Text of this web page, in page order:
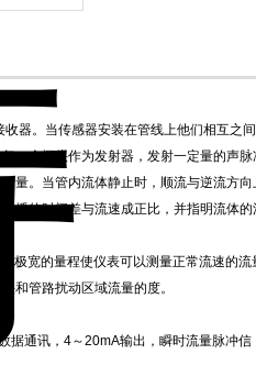
器。当传感器安装在管线上他们相互之
一个探头作为发射器，发射一定量的声
量。当管内流体静止时，顺流与逆流方
播的时间差与流速成正比，并指明流体
极宽的量程使仪表可以测量正常流速的
和管路扰动区域流量的度。
据通讯，4～20mA输出，瞬时流量脉冲